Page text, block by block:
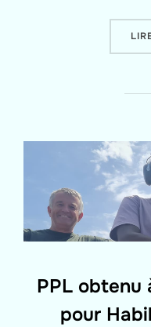
PPL obtenu
pour